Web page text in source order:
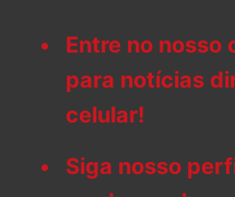
Entre no nosso
para notícias
celular!
Siga nosso